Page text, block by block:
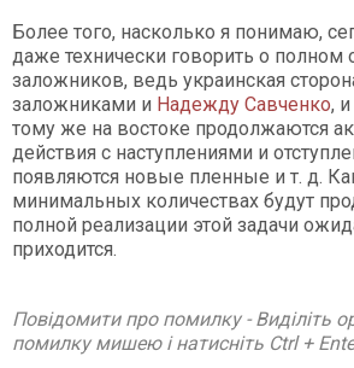
Более того, насколько я понимаю,
даже технически говорить о полном
заложников, ведь украинская
заложниками и Надежду Савченко, и
тому же на востоке продолжаются
действия с наступлениями и
появляются новые пленные и т. д.
минимальных количествах будут
полной реализации этой задачи
приходится.
Повідомити про помилку - Виділіть
помилку мишею і натисніть Ctrl +